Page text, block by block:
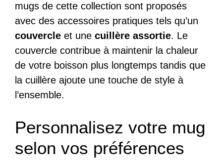
mugs de cette collection sont proposés
avec des accessoires pratiques tels qu’un
couvercle et une cuillère assortie. Le
couvercle contribue à maintenir la chaleur
de votre boisson plus longtemps tandis que
la cuillère ajoute une touche de style à
l’ensemble.
Personnalisez votre mug
selon vos préférences